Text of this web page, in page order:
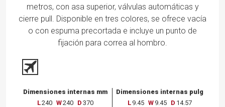
metros, con asa superior, válvulas automáticas y
cierre pull. Disponible en tres colores, se ofrece vacía
o con espuma precortada e incluye un punto de
fijación para correa al hombro.
Dimensiones internas mm
L240 W240 D 370
Dimensiones internas pulg
L 9.45 W 9.45 D 14.57